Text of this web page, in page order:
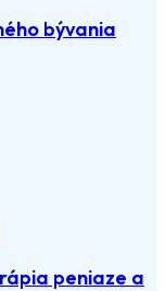
bývania
peniaze a